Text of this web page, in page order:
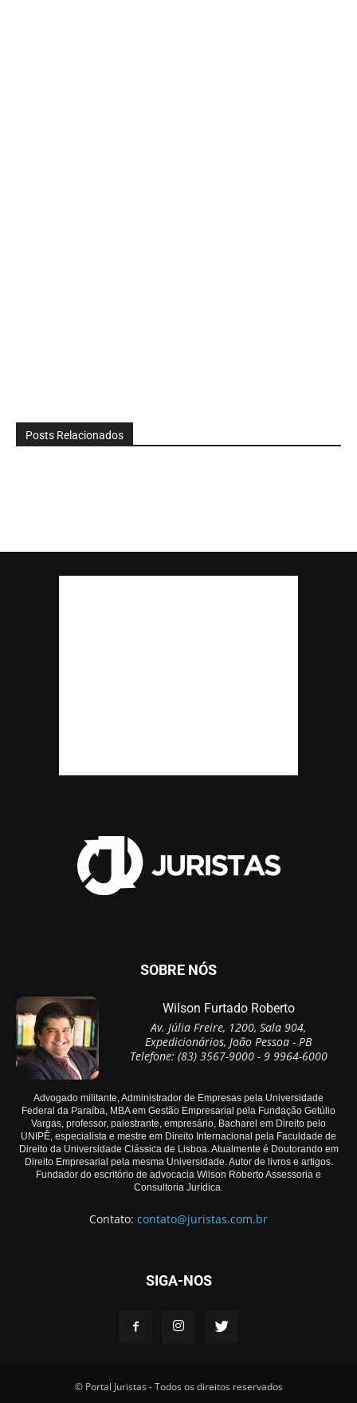
Posts Relacionados
SOBRE NÓS
Wilson Furtado Roberto
Av. Júlia Freire, 1200, Sala 904,
Expedicionários, João Pessoa - PB
Telefone: (83) 3567-9000 - 9 9964-6000
Advogado militante, Administrador de Empresas pela Universidade
Federal da Paraíba, MBA em Gestão Empresarial pela Fundação Getúlio
Vargas, professor, palestrante, empresário, Bacharel em Direito pelo
UNIPÊ, especialista e mestre em Direito Internacional pela Faculdade de
Direito da Universidade Clássica de Lisboa. Atualmente é Doutorando em
Direito Empresarial pela mesma Universidade. Autor de livros e artigos.
Fundador do escritório de advocacia Wilson Roberto Assessoria e
Consultoria Jurídica.
Contato: contato@juristas.com.br
SIGA-NOS
© Portal Juristas - Todos os direitos reservados